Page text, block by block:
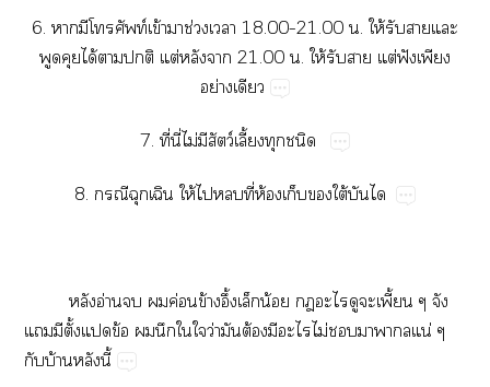
6.​​​ท์​ข้​​ช่​​18.00–21.00​.​ให้​​​​
​​ได้​​​ต่​​​21.00​.​ให้​​​ต่​ฟั​​
ย่​
7.​ี่​ี่​ไม่​​ว์​ี้​​
8.​​​ให้​​​ี่​ห้​​​ใต้​
​อ่​​​ค่​ข้​ึ้​​น้​​​​​ี้​​
​​ั้​​ข้​​​​​ว่​​ต้​​​ไม่​​​​​น่​
​บ้​​ี้